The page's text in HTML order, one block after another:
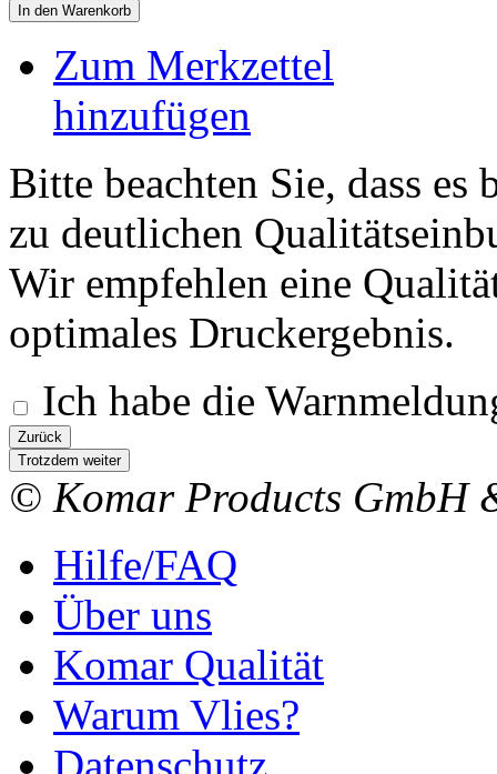
In den Warenkorb
Zum Merkzettel
hinzufügen
Bitte beachten Sie, dass
zu deutlichen
Wir empfehlen eine
optimales Druckergebnis.
Ich habe die
Zurück
Trotzdem weiter
© Komar Products GmbH
Hilfe/FAQ
Über uns
Komar Qualität
Warum Vlies?